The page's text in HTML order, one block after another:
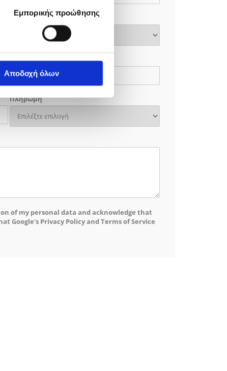
Εμπορικής προώθησης
Αποδοχή όλων
Κάθισμα μωρού
E-mail*
Πληρωμή
of my personal data and acknowledge that
Google's Privacy Policy and Terms of Service